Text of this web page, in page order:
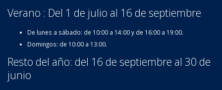
Verano : Del 1 de julio al 16 de septiembre
De lunes a sábado: de 10:00 a 14:00 y de 16:00 a 19:00.
Domingos: de 10:00 a 13:00.
Resto del año: del 16 de septiembre al 30 de
junio